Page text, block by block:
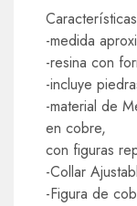
-medida
-resina con
-incluye
-material de
en cobre,
con figuras
-Collar
-Figura de